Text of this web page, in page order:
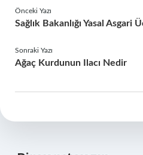
Önceki Yazı
Sağlık Bakanlığı Yasal Asgari
Sonraki Yazı
Ağaç Kurdunun Ilacı Nedir